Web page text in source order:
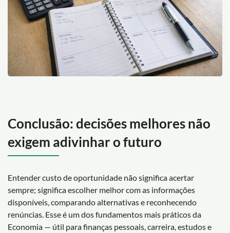
Conclusão: decisões melhores não
exigem adivinhar o futuro
Entender custo de oportunidade não significa acertar
sempre; significa escolher melhor com as informações
disponíveis, comparando alternativas e reconhecendo
renúncias. Esse é um dos fundamentos mais práticos da
Economia — útil para finanças pessoais, carreira, estudos e